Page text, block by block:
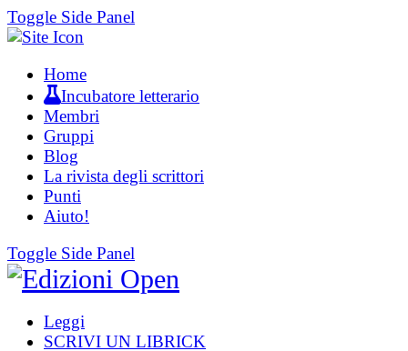
Toggle Side Panel
Home
Incubatore letterario
Membri
Gruppi
Blog
La rivista degli scrittori
Punti
Aiuto!
Toggle Side Panel
Leggi
SCRIVI UN LIBRICK